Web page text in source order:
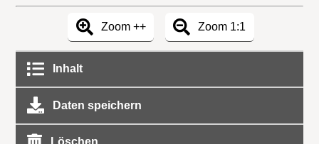
Zoom ++ Zoom 1:1
Inhalt
Daten speichern